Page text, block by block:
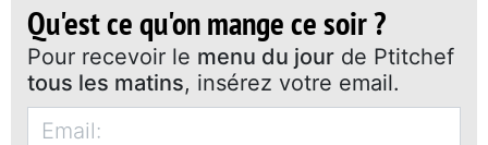
Qu'est ce qu'on mange ce soir ?
Pour recevoir le menu du jour de Ptitchef
tous les matins, insérez votre email.